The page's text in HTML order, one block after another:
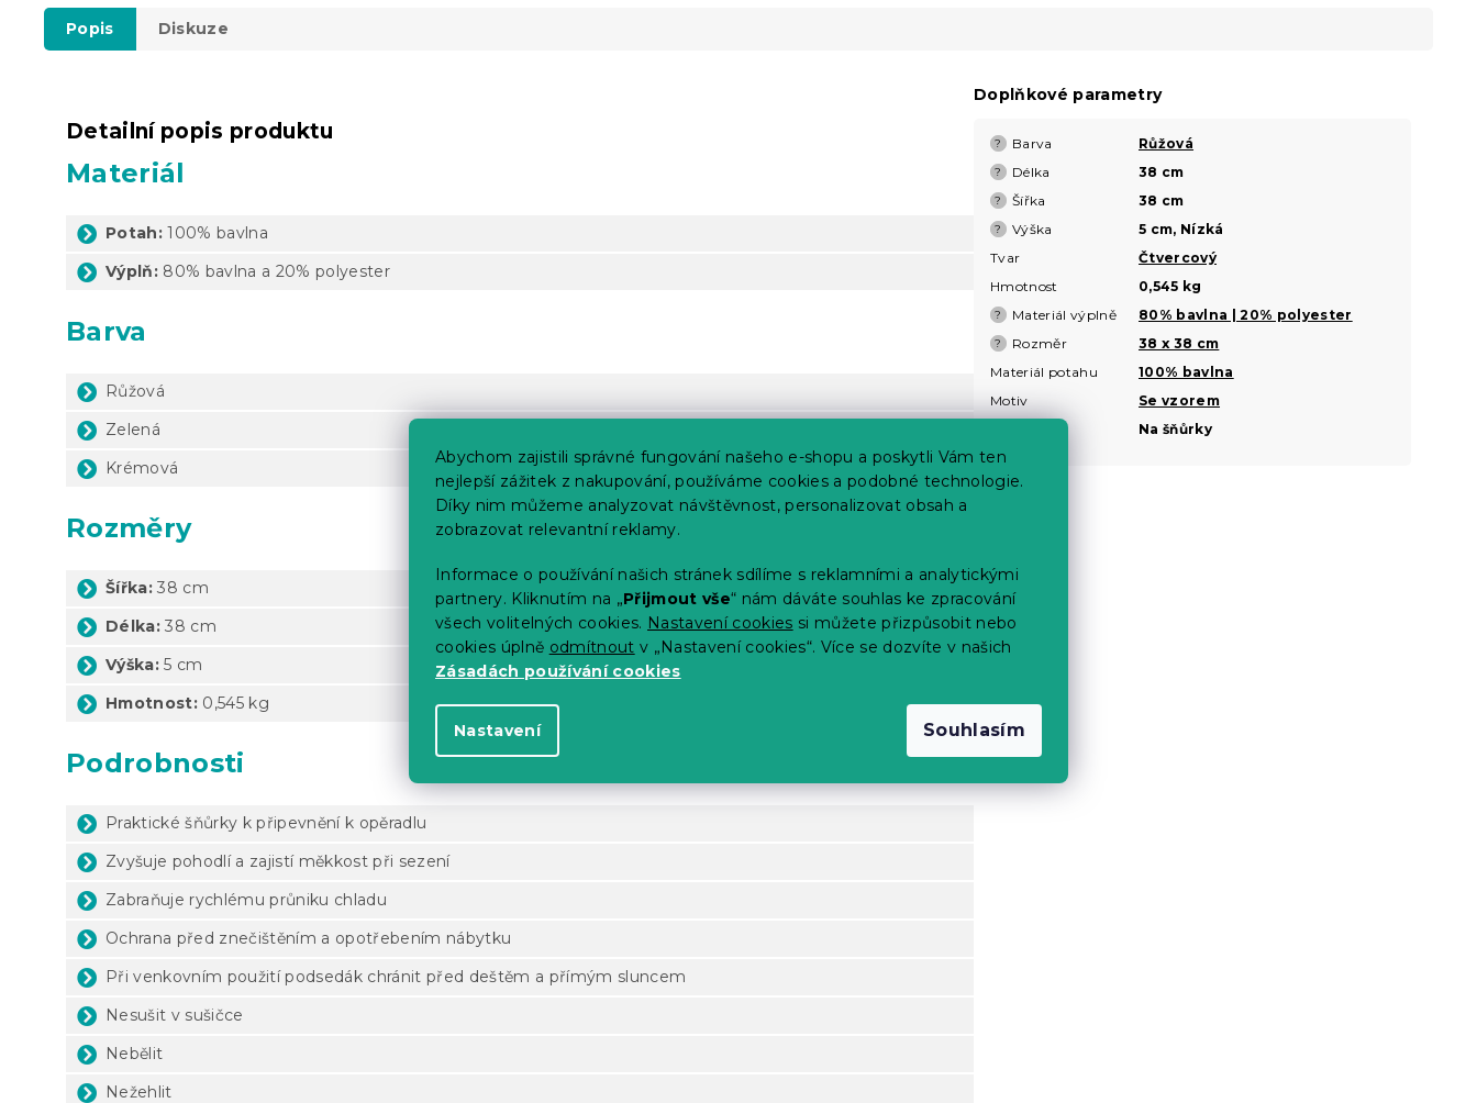
Abychom zajistili správné fungování našeho e-shopu a poskytli Vám ten
nejlepší zážitek z nakupování, používáme cookies a podobné technologie.
Díky nim můžeme analyzovat návštěvnost, personalizovat obsah a
zobrazovat relevantní reklamy.
Informace o používání našich stránek sdílíme s reklamními a analytickými
partnery. Kliknutím na „Přijmout vše“ nám dáváte souhlas ke zpracování
všech volitelných cookies. Nastavení cookies si můžete přizpůsobit nebo
cookies úplně odmítnout v „Nastavení cookies“. Více se dozvíte v našich
Zásadách používání cookies
Nastavení Souhlasím
Popis Diskuze
Detailní popis produktu
Materiál
Potah: 100% bavlna
Výplň: 80% bavlna a 20% polyester
Barva
Růžová
Zelená
Krémová
Rozměry
Šířka: 38 cm
Délka: 38 cm
Výška: 5 cm
Hmotnost: 0,545 kg
Podrobnosti
Praktické šňůrky k připevnění k opěradlu
Zvyšuje pohodlí a zajistí měkkost při sezení
Zabraňuje rychlému průniku chladu
Ochrana před znečištěním a opotřebením nábytku
Při venkovním použití podsedák chránit před deštěm a přímým sluncem
Nesušit v sušičce
Nebělit
Nežehlit
Doplňkové parametry
? Barva Růžová
? Délka 38 cm
? Šířka 38 cm
? Výška
5 cm, Nízká
Tvar
Čtvercový
Hmotnost
0,545 kg
? Materiál výplně 80% bavlna | 20% polyester
? Rozměr
38 x 38 cm
Materiál potahu
100% bavlna
Motiv
Se vzorem
Na šňůrky